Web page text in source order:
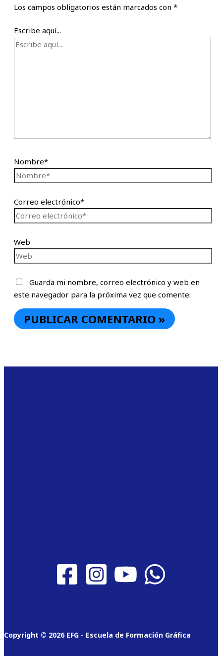
Los campos obligatorios están marcados con *
Escribe aquí...
Nombre*
Correo electrónico*
Web
Guarda mi nombre, correo electrónico y web en
este navegador para la próxima vez que comente.
Copyright © 2026 EFG - Escuela de Formación Gráfica